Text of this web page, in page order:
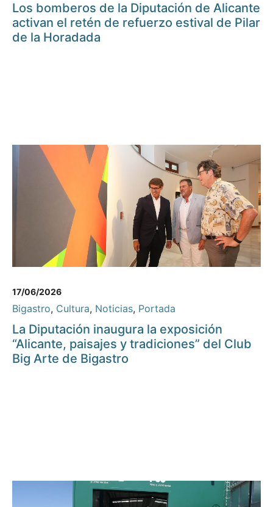
Los bomberos de la Diputación de Alicante
activan el retén de refuerzo estival de Pilar
de la Horadada
17/06/2026
Bigastro, Cultura, Noticias, Portada
La Diputación inaugura la exposición
“Alicante, paisajes y tradiciones” del Club
Big Arte de Bigastro